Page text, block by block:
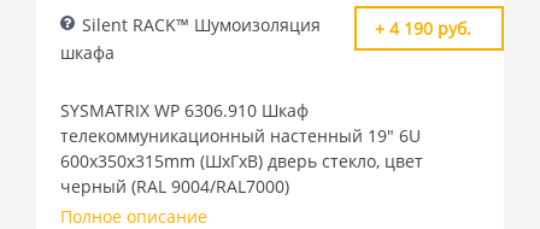
Silent RACK™ Шумоизоляция
шкафа
+ 4 190 руб.
SYSMATRIX WP 6306.910 Шкаф
телекоммуникационный настенный 19" 6U
600x350x315mm (ШхГхВ) дверь стекло, цвет
черный (RAL 9004/RAL7000)
Полное описание